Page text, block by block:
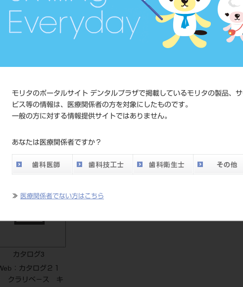
モリタのポータルサイト デンタルプラザで掲載しているモリタの製品、
ビス等の情報は、医療関係者の方を対象にしたものです。
一般の方に対する情報提供サイトではありません。
あなたは医療関係者ですか？
≫ 医療関係者でない方はこちら
品目コード
JAN/EANコード
標準価格
ネット
メーカー クラレ
カタログ3
：カタログ２１
クラリベ－ス キ